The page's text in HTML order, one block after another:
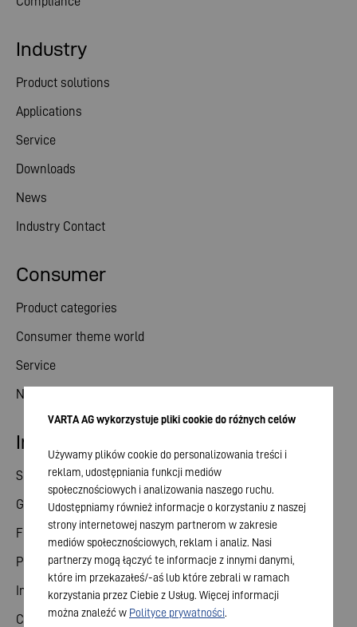
Consumer
Product categories
Consumer theme world
Service
News
Industry
Product solutions
Applications
Service
Downloads
News
Industry Contact
Investor relations
Share
General meeting
Financial calendar
Publications
Investor contact
Corporate governance
VARTA AG wykorzystuje pliki cookie do różnych celów
Używamy plików cookie do personalizowania treści i
reklam, udostępniania funkcji mediów
społecznościowych i analizowania naszego ruchu.
Udostępniamy również informacje o korzystaniu z naszej
strony internetowej naszym partnerom w zakresie
mediów społecznościowych, reklam i analiz. Nasi
partnerzy mogą łączyć te informacje z innymi danymi,
które im przekazałeś/-aś lub które zebrali w ramach
korzystania przez Ciebie z Usług. Więcej informacji
można znaleźć w Polityce prywatności.